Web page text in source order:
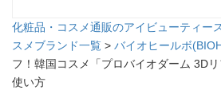
化粧品・コスメ通販のアイビューティー
スメブランド一覧 > バイオヒールボ
フ！韓国コスメ「プロバイオダーム 3D
使い方